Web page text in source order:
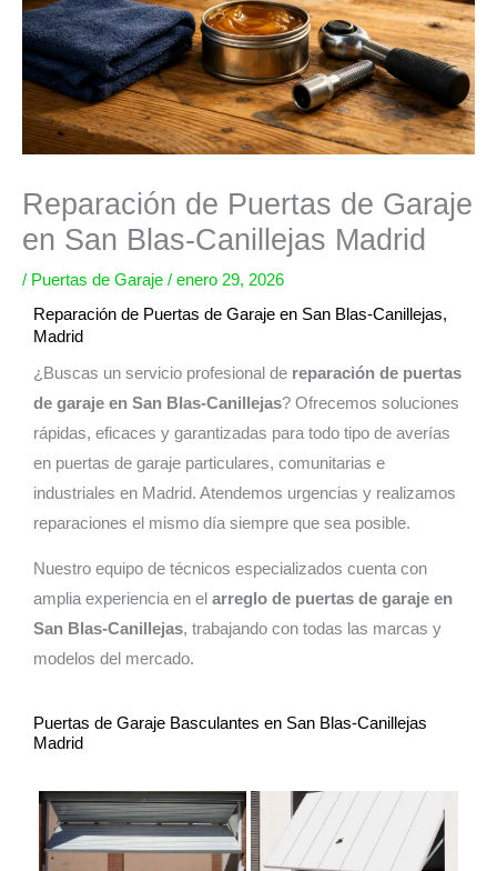
Reparación de Puertas de Garaje
en San Blas-Canillejas Madrid
/ Puertas de Garaje / enero 29, 2026
Reparación de Puertas de Garaje en San Blas-Canillejas,
Madrid
¿Buscas un servicio profesional de reparación de puertas
de garaje en San Blas-Canillejas? Ofrecemos soluciones
rápidas, eficaces y garantizadas para todo tipo de averías
en puertas de garaje particulares, comunitarias e
industriales en Madrid. Atendemos urgencias y realizamos
reparaciones el mismo día siempre que sea posible.
Nuestro equipo de técnicos especializados cuenta con
amplia experiencia en el arreglo de puertas de garaje en
San Blas-Canillejas, trabajando con todas las marcas y
modelos del mercado.
Puertas de Garaje Basculantes en San Blas-Canillejas
Madrid